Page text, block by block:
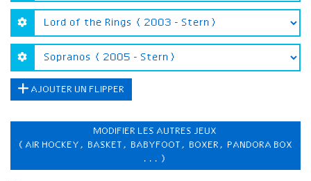
AJOUTER UN FLIPPER
MODIFIER LES AUTRES JEUX
(AIR HOCKEY, BASKET, BABYFOOT, BOXER, PANDORA BOX
...)